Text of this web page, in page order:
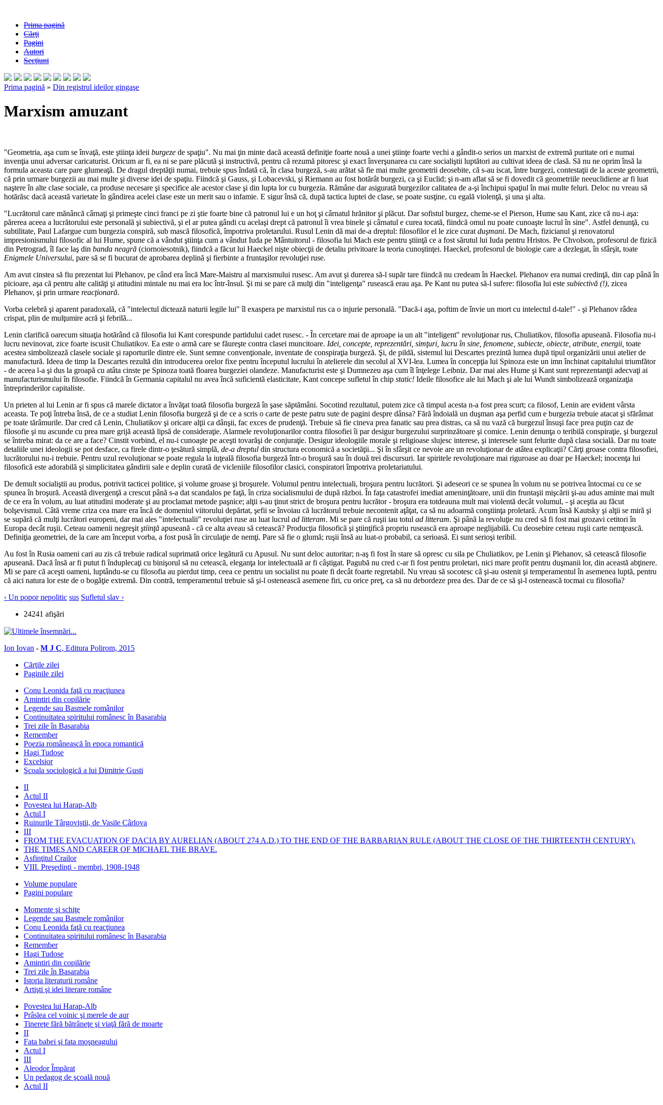
Prima pagină
Cărţi
Pagini
Autori
Secţiuni
Prima pagină » Din registrul ideilor gingaşe
Marxism amuzant
"Geometria, aşa cum se învaţă, este ştiinţa ideii burgeze de spaţiu". Nu mai ţin minte dacă această definiţie foarte nouă a unei ştiinţe foarte vechi a gândit-o serios un marxist de extremă puritate ori e numai
invenţia unui adversar caricaturist. Oricum ar fi, ea ni se pare plăcută şi instructivă, pentru că rezumă pitoresc şi exact înverşunarea cu care socialiştii luptători au cultivat ideea de clasă. Să nu ne oprim însă la
formula aceasta care pare glumeaţă. De dragul dreptăţii numai, trebuie spus îndată că, în clasa burgeză, s-au arătat să fie mai multe geometrii deosebite, că s-au iscat, între burgezi, contestaţii de la aceste geometrii,
că prin urmare burgezii au mai multe şi diverse idei de spaţiu. Fiindcă şi Gauss, şi Lobacevski, şi Riemann au fost hotărât burgezi, ca şi Euclid; şi n-am aflat să se fi dovedit că geometriile neeuclidiene ar fi luat
naştere în alte clase sociale, ca produse necesare şi specifice ale acestor clase şi din lupta lor cu burgezia. Rămâne dar asigurată burgezilor calitatea de a-şi închipui spaţiul în mai multe feluri. Deloc nu vreau să
hotărăsc dacă această varietate în gândirea acelei clase este un merit sau o infamie. E sigur însă că, după tactica luptei de clase, se poate susţine, cu egală violenţă, şi una şi alta.
"Lucrătorul care mănâncă cârnaţi şi primeşte cinci franci pe zi ştie foarte bine că patronul lui e un hoţ şi cârnatul hrănitor şi plăcut. Dar sofistul burgez, cheme-se el Pierson, Hume sau Kant, zice că nu-i aşa:
părerea aceea a lucrătorului este personală şi subiectivă, şi el ar putea gândi cu acelaşi drept că patronul îi vrea binele şi cârnatul e curea tocată, fiindcă omul nu poate cunoaşte lucrul în sine". Astfel denunţă, cu
subtilitate, Paul Lafargue cum burgezia conspiră, sub mască filosofică, împotriva proletarului. Rusul Lenin dă mai de-a dreptul: filosofilor el le zice curat duşmani. De Mach, fizicianul şi renovatorul
impresionismului filosofic al lui Hume, spune că a vândut ştiinţa cum a vândut Iuda pe Mântuitorul - filosofia lui Mach este pentru ştiinţă ce a fost sărutul lui Iuda pentru Hristos. Pe Chvolson, profesorul de fizică
din Petrograd, îl face laş din banda neagră (ciornoiesotnik), fiindcă a făcut lui Haeckel nişte obiecţii de detaliu privitoare la teoria cunoştinţei. Haeckel, profesorul de biologie care a dezlegat, în sfârşit, toate
Enigmele Universului, pare să se fi bucurat de aprobarea deplină şi fierbinte a fruntaşilor revoluţiei ruse.
Am avut cinstea să fiu prezentat lui Plehanov, pe când era încă Mare-Maistru al marxismului rusesc. Am avut şi durerea să-l supăr tare fiindcă nu credeam în Haeckel. Plehanov era numai credinţă, din cap până în
picioare, aşa că pentru alte calităţi şi atitudini mintale nu mai era loc într-însul. Şi mi se pare că mulţi din "inteligenţa" rusească erau aşa. Pe Kant nu putea să-l sufere: filosofia lui este subiectivă (!), zicea
Plehanov, şi prin urmare reacţionară.
Vorba celebră şi aparent paradoxală, că "intelectul dictează naturii legile lui" îl exaspera pe marxistul rus ca o injurie personală. "Dacă-i aşa, poftim de învie un mort cu intelectul d-tale!" - şi Plehanov râdea
crispat, plin de mulţumire acră şi febrilă...
Lenin clarifică oarecum situaţia hotărând că filosofia lui Kant corespunde partidului cadet rusesc. - În cercetare mai de aproape ia un alt "inteligent" revoluţionar rus, Chuliatikov, filosofia apuseană. Filosofia nu-i
lucru nevinovat, zice foarte iscusit Chuliatikov. Ea este o armă care se făureşte contra clasei muncitoare. Idei, concepte, reprezentări, simţuri, lucru în sine, fenomene, subiecte, obiecte, atribute, energii, toate
acestea simbolizează clasele sociale şi raporturile dintre ele. Sunt semne convenţionale, inventate de conspiraţia burgeză. Şi, de pildă, sistemul lui Descartes prezintă lumea după tipul organizării unui atelier de
manufactură. Ideea de timp la Descartes rezultă din introducerea orelor fixe pentru începutul lucrului în atelierele din secolul al XVI-lea. Lumea în concepţia lui Spinoza este un imn închinat capitalului triumfător
- de aceea l-a şi dus la groapă cu atâta cinste pe Spinoza toată floarea burgeziei olandeze. Manufacturist este şi Dumnezeu aşa cum îl înţelege Leibniz. Dar mai ales Hume şi Kant sunt reprezentanţii adecvaţi ai
manufacturismului în filosofie. Fiindcă în Germania capitalul nu avea încă suficientă elasticitate, Kant concepe sufletul în chip static! Ideile filosofice ale lui Mach şi ale lui Wundt simbolizează organizaţia
întreprinderilor capitaliste.
Un prieten al lui Lenin ar fi spus că marele dictator a învăţat toată filosofia burgeză în şase săptămâni. Socotind rezultatul, putem zice că timpul acesta n-a fost prea scurt; ca filosof, Lenin are evident vârsta
aceasta. Te poţi întreba însă, de ce a studiat Lenin filosofia burgeză şi de ce a scris o carte de peste patru sute de pagini despre dânsa? Fără îndoială un duşman aşa perfid cum e burgezia trebuie atacat şi sfărâmat
pe toate tărâmurile. Dar cred că Lenin, Chuliatikov şi oricare alţii ca dânşii, fac exces de prudenţă. Trebuie să fie cineva prea fanatic sau prea distras, ca să nu vază că burgezul însuşi face prea puţin caz de
filosofie şi nu ascunde cu prea mare grijă această lipsă de consideraţie. Alarmele revoluţionarilor contra filosofiei îi par desigur burgezului surprinzătoare şi comice. Lenin denunţa o teribilă conspiraţie, şi burgezul
se întreba mirat: da ce are a face? Cinstit vorbind, el nu-i cunoaşte pe aceşti tovarăşi de conjuraţie. Desigur ideologiile morale şi religioase slujesc interese, şi interesele sunt felurite după clasa socială. Dar nu toate
detaliile unei ideologii se pot desface, ca firele dintr-o ţesătură simplă, de-a dreptul din structura economică a societăţii... Şi în sfârşit ce nevoie are un revoluţionar de atâtea explicaţii? Cărţi groase contra filosofiei,
lucrătorului nu-i trebuie. Pentru uzul revoluţionar se poate regula la iuţeală filosofia burgeză într-o broşură sau în două trei discursuri. Iar spiritele revoluţionare mai riguroase au doar pe Haeckel; inocenţa lui
filosofică este adorabilă şi simplicitatea gândirii sale e deplin curată de vicleniile filosofilor clasici, conspiratori împotriva proletariatului.
De demult socialiştii au produs, potrivit tacticei politice, şi volume groase şi broşurele. Volumul pentru intelectuali, broşura pentru lucrători. Şi adeseori ce se spunea în volum nu se potrivea întocmai cu ce se
spunea în broşură. Această divergenţă a crescut până s-a dat scandalos pe faţă, în criza socialismului de după război. În faţa catastrofei imediat ameninţătoare, unii din fruntaşii mişcării şi-au adus aminte mai mult
de ce era în volum, au luat atitudini moderate şi au proclamat metode paşnice; alţii s-au ţinut strict de broşura pentru lucrător - broşura era totdeauna mult mai violentă decât volumul, - şi aceştia au făcut
bolşevismul. Câtă vreme criza cea mare era încă de domeniul viitorului depărtat, şefii se învoiau că lucrătorul trebuie necontenit aţâţat, ca să nu adoarmă conştiinţa proletară. Acum însă Kautsky şi alţii se miră şi
se supără că mulţi lucrători europeni, dar mai ales "intelectualii" revoluţiei ruse au luat lucrul ad litteram. Mi se pare că ruşii iau totul ad litteram. Şi până la revoluţie nu cred să fi fost mai grozavi cetitori în
Europa decât ruşii. Ceteau oamenii negreşit ştiinţă apuseană - că ce alta aveau să cetească? Producţia filosofică şi ştiinţifică propriu rusească era aproape neglijabilă. Cu deosebire ceteau ruşii carte nemţească.
Definiţia geometriei, de la care am început vorba, a fost pusă în circulaţie de nemţi. Pare să fie o glumă; ruşii însă au luat-o probabil, ca serioasă. Ei sunt serioşi teribil.
Au fost în Rusia oameni cari au zis că trebuie radical suprimată orice legătură cu Apusul. Nu sunt deloc autoritar; n-aş fi fost în stare să opresc cu sila pe Chuliatikov, pe Lenin şi Plehanov, să cetească filosofie
apuseană. Dacă însă ar fi putut fi înduplecaţi cu binişorul să nu cetească, eleganţa lor intelectuală ar fi câştigat. Pagubă nu cred c-ar fi fost pentru proletari, nici mare profit pentru duşmanii lor, din această abţinere.
Mi se pare că aceşti oameni, luptându-se cu filosofia au pierdut timp, ceea ce pentru un socialist nu poate fi decât foarte regretabil. Nu vreau să socotesc că şi-au ostenit şi temperamentul în asemenea luptă, pentru
că aici natura lor este de o bogăţie extremă. Din contră, temperamentul trebuie să şi-l ostenească asemene firi, cu orice preţ, ca să nu debordeze prea des. Dar de ce să şi-l ostenească tocmai cu filosofia?
‹ Un popor nepolitic sus Sufletul slav ›
24241 afişări
Ion Iovan - M J C, Editura Polirom, 2015
Cărţile zilei
Paginile zilei
Conu Leonida faţă cu reacţiunea
Amintiri din copilărie
Legende sau Basmele românilor
Continuitatea spiritului românesc în Basarabia
Trei zile în Basarabia
Remember
Poezia românească în epoca romantică
Hagi Tudose
Excelsior
Şcoala sociologică a lui Dimitrie Gusti
II
Actul II
Povestea lui Harap-Alb
Actul I
Ruinurile Târgoviştii, de Vasile Cârlova
III
FROM THE EVACUATION OF DACIA BY AURELIAN (ABOUT 274 A.D.) TO THE END OF THE BARBARIAN RULE (ABOUT THE CLOSE OF THE THIRTEENTH CENTURY).
THE TIMES AND CAREER OF MICHAEL THE BRAVE.
Asfinţitul Crailor
VIII. Preşedinţi - membri, 1908-1948
Volume populare
Pagini populare
Momente şi schiţe
Legende sau Basmele românilor
Conu Leonida faţă cu reacţiunea
Continuitatea spiritului românesc în Basarabia
Remember
Hagi Tudose
Amintiri din copilărie
Trei zile în Basarabia
Istoria literaturii române
Artişti şi idei literare române
Povestea lui Harap-Alb
Prâslea cel voinic şi merele de aur
Tinereţe fără bătrâneţe şi viaţă fără de moarte
II
Fata babei şi fata moşneagului
Actul I
III
Aleodor Împărat
Un pedagog de şcoală nouă
Actul II